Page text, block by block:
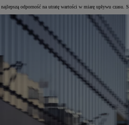
odporność na utratę wartości w miarę upływu